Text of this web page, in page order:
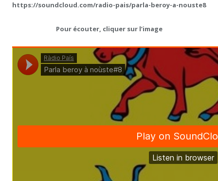
https://soundcloud.com/radio-pais/parla-beroy-a-nouste8
Pour écouter, cliquer sur l’image